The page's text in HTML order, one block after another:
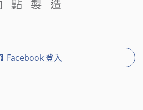
Facebook 登入